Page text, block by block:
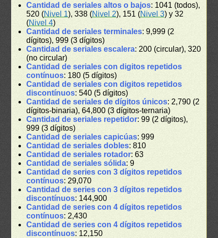
Cantidad de seriales altos o bajos: 1041 (todos),
520 (Nivel 1), 338 (Nivel 2), 151 (Nivel 3) y 32
(Nivel 4)
Cantidad de seriales terminales: 9,999 (2
dígitos), 999 (3 dígitos)
Cantidad de seriales escalera: 200 (circular), 320
(no circular)
Cantidad de seriales con digitos repetidos
contínuos: 180 (5 dígitos)
Cantidad de seriales con digitos repetidos
discontínuos: 540 (5 dígitos)
Cantidad de seriales de dígitos únicos: 2,790 (2
dígitos-binaria), 64,800 (3 dígitos-ternaria)
Cantidad de seriales repetidor: 99 (2 dígitos),
999 (3 dígitos)
Cantidad de seriales capicúas: 999
Cantidad de seriales dobles: 810
Cantidad de seriales rotador: 63
Cantidad de seriales sólida: 9
Cantidad de series con 3 dígitos repetidos
contínuos: 29,070
Cantidad de series con 3 dígitos repetidos
discontínuos: 144,900
Cantidad de series con 4 dígitos repetidos
contínuos: 2,430
Cantidad de series con 4 dígitos repetidos
discontínuos: 12,150